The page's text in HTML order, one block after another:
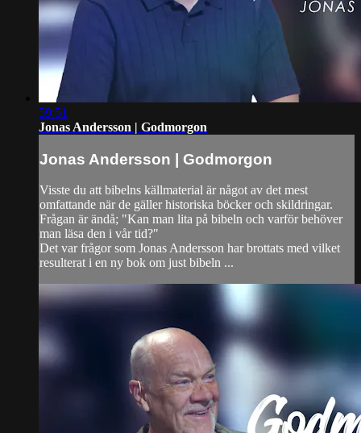
59:51
Jonas Andersson | Godmorgon
Jonas Andersson | Godmorgon
Visste du att bibelns källmaterial är något av det mest
omfattande när de gäller historiska böcker och skildringar.
Frågan är ändå; "Kan man lita på bibeln och varför behöver
man läsa den i vår tid?"
Det var frågor som Jonas Andersson har brottats med vilket
resulterat i en ny bok om just bibeln ...